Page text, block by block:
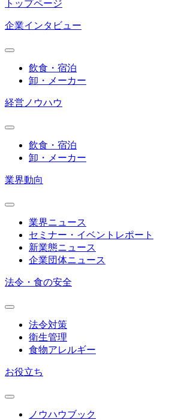
トップページ
企業インタビュー
飲食・宿泊
卸・メーカー
経営ノウハウ
飲食・宿泊
卸・メーカー
業界動向
業界ニュース
セミナー・イベントレポート
新業態ニュース
企業団体ニュース
法令・食の安全
法令対策
衛生管理
食物アレルギー
お役立ち
ノウハウブック